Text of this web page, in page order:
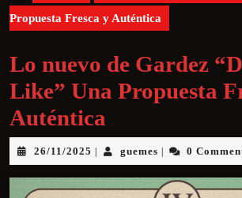
Propuesta Fresca y Auténtica
Lo nuevo de Gardez
Like” Una Propuesta
Auténtica
26/11/2025 guemes 0